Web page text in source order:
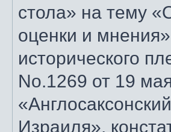
стола» на тему
оценки и
исторического
No.1269 от 19
Израиля»,